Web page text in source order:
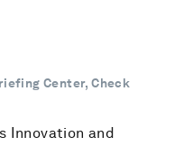
Center, Check
Innovation and